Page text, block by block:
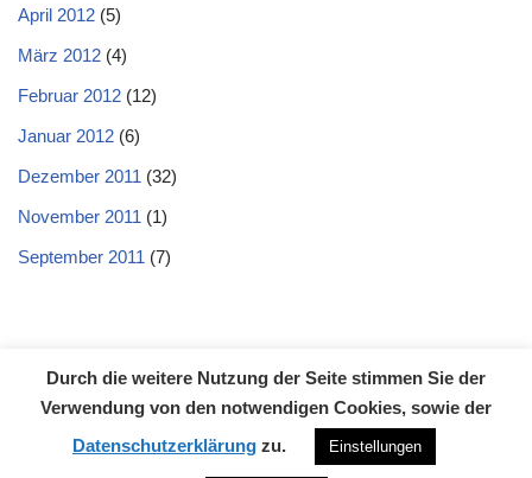
April 2012 (5)
März 2012 (4)
Februar 2012 (12)
Januar 2012 (6)
Dezember 2011 (32)
November 2011 (1)
September 2011 (7)
Datenschutzerklärung Impressum Kontakt
Neve| Präsentiert von WordPress
Durch die weitere Nutzung der Seite stimmen Sie der
Verwendung von den notwendigen Cookies, sowie der
Datenschutzerklärung zu. Einstellungen